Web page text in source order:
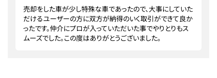
売却をした車が少し特殊な車であったので、大事にしていた
だけるユーザーの方に双方が納得のいく取引ができて良か
ったです。仲介にプロが入っていただいた事でやりとりもス
ムーズでした。この度はありがとうございました。